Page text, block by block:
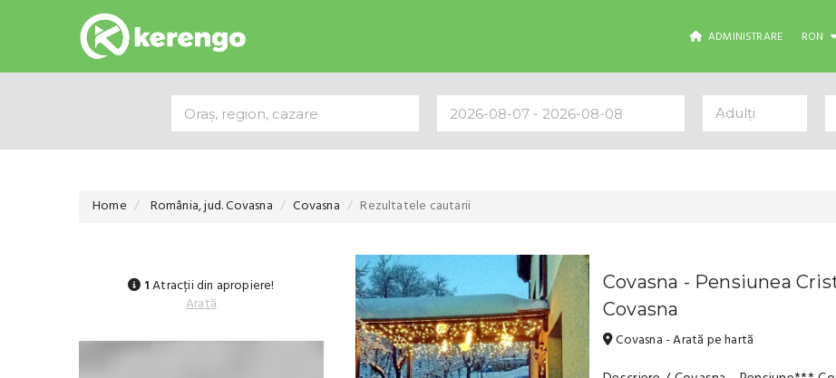
ADMINISTRARE RON
Adulți
Home România, jud. Covasna Covasna Rezultatele cautarii
1Atracții din apropiere!
Arată
Covasna - Pensiunea
Covasna
Covasna - Arată pe hartă